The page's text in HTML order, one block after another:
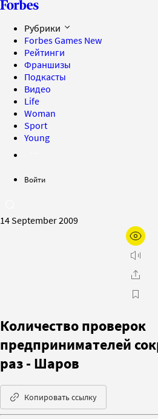
Рубрики
Forbes Games New
Рейтинги
Франшизы
Подкасты
Видео
Life
Woman
Sport
Young
Войти
14 September 2009
Количество проверок
предпринимателей
раз - Шаров
Копировать ссылку